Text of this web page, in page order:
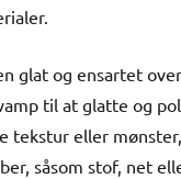
glat og ensartet
til at glatte og
tekstur eller
såsom stof, net